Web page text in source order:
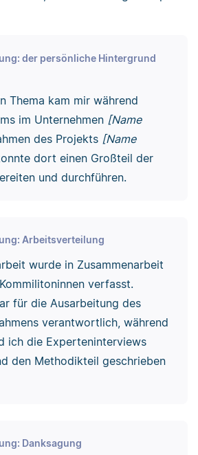
der persönliche Hintergrund
Thema kam mir während
im Unternehmen [Name
des Projekts [Name
dort einen Großteil der
und durchführen.
Arbeitsverteilung
wurde in Zusammenarbeit
verfasst.
für die Ausarbeitung des
verantwortlich, während
ich die Experteninterviews
den Methodikteil geschrieben
Danksagung